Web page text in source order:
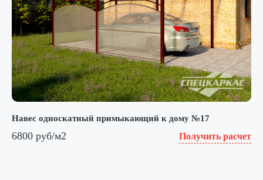
Навес односкатный примыкающий к дому №17
6800 руб/м2 Получить расчет